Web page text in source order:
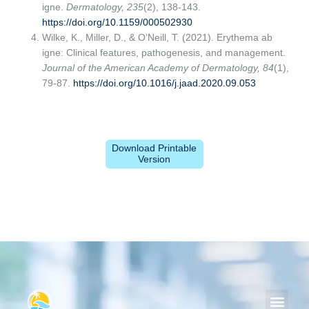
igne.Dermatology, 235(2), 138-143.
https://doi.org/10.1159/000502930
Wilke, K., Miller, D., & O’Neill, T. (2021). Erythema ab
igne: Clinical features, pathogenesis, and management.
Journal of the American Academy of Dermatology, 84(1),
79-87. https://doi.org/10.1016/j.jaad.2020.09.053
Download Printable
Version